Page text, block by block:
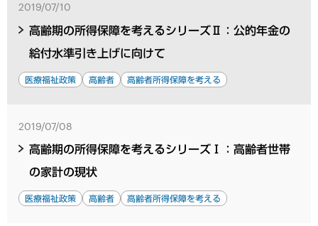
2019/07/10
高齢期の所得保障を考えるシリーズⅡ：公的年金の
給付水準引き上げに向けて
医療福祉政策 高齢者 高齢者所得保障を考える
2019/07/08
高齢期の所得保障を考えるシリーズⅠ：高齢者世帯
の家計の現状
医療福祉政策 高齢者 高齢者所得保障を考える